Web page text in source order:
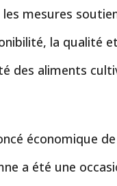
mesures
la qualité
des aliments
économique de
a été une